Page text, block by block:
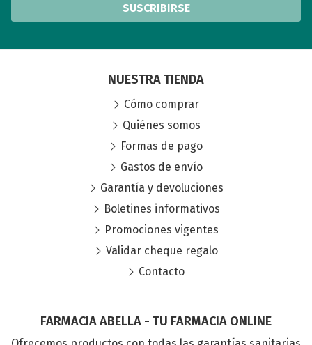
SUSCRIBIRSE
FARMACIA ABELLA - TU FARMACIA ONLINE
NUESTRA TIENDA
Cómo comprar
Quiénes somos
Formas de pago
Gastos de envío
Garantía y devoluciones
Boletines informativos
Promociones vigentes
Validar cheque regalo
Contacto